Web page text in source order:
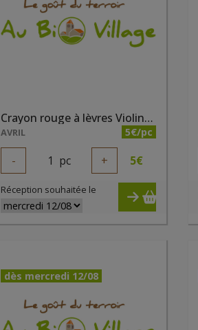
Crayon rouge à lèvres Violine bio
AVRIL 5€/pc
- 1 pc + 5€
Réception souhaitée le
dès mercredi 12/08